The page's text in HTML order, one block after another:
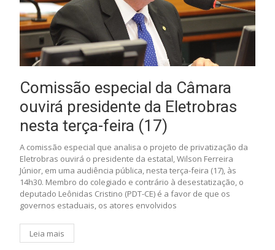
Comissão especial da Câmara
ouvirá presidente da Eletrobras
nesta terça-feira (17)
A comissão especial que analisa o projeto de privatização da
Eletrobras ouvirá o presidente da estatal, Wilson Ferreira
Júnior, em uma audiência pública, nesta terça-feira (17), às
14h30. Membro do colegiado e contrário à desestatização, o
deputado Leônidas Cristino (PDT-CE) é a favor de que os
governos estaduais, os atores envolvidos
Leia mais